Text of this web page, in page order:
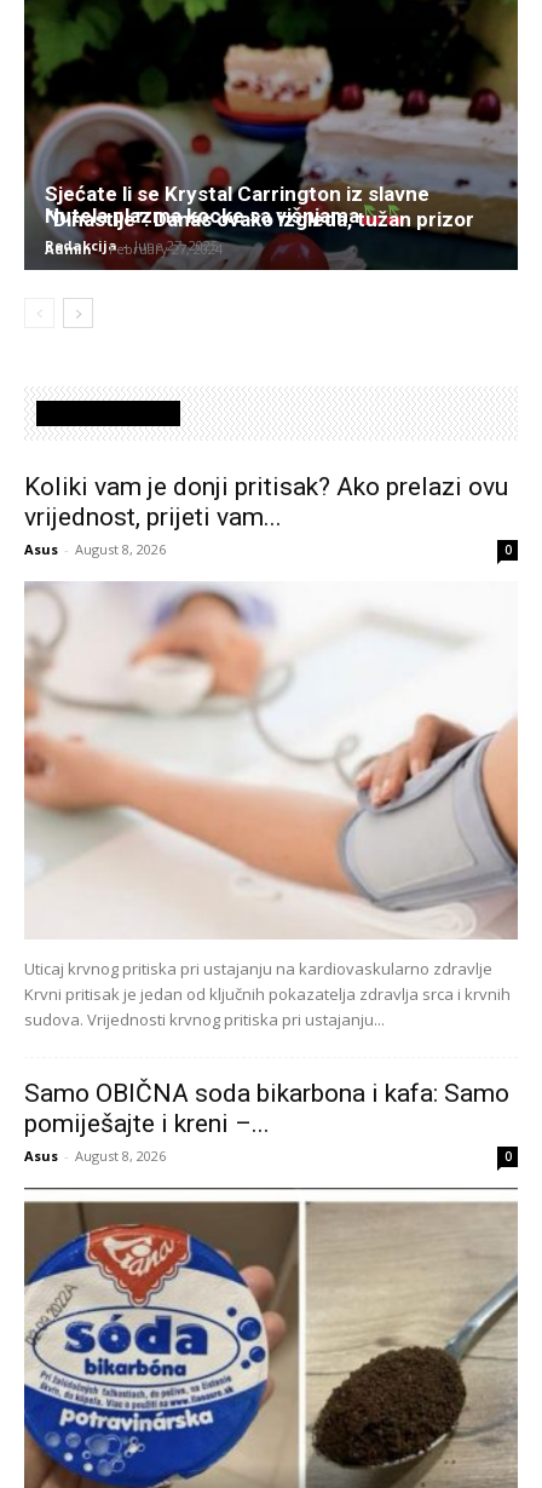
Nutela plazma kocke sa višnjama
Redakcija - June 27, 2025
Sjećate li se Krystal Carrington iz slavne
“Dinastije”: Danas ovako izgleda, tužan prizor
Admin - February 27, 2024
Koliki vam je donji pritisak? Ako prelazi ovu
vrijednost, prijeti vam...
Asus - August 8, 2026 0
Uticaj krvnog pritiska pri ustajanju na kardiovaskularno zdravlje
Krvni pritisak je jedan od ključnih pokazatelja zdravlja srca i krvnih
sudova. Vrijednosti krvnog pritiska pri ustajanju...
Samo OBIČNA soda bikarbona i kafa: Samo
pomiješajte i kreni –...
Asus - August 8, 2026 0